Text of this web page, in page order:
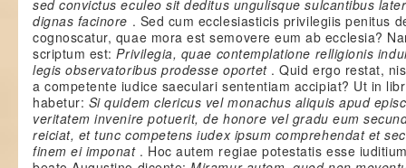
sed convictus eculeo sit deditus ungulisque sulcantibus
dignas facinore . Sed cum ecclesiasticis privilegiis penitus
cognoscatur, quae mora est semovere eum ab ecclesia?
scriptum est:Privilegia, quae contemplatione relligionis
legis observatoribus prodesse oportet . Quid ergo restat,
a competente iudice saeculari sententiam accipiat? Ut in
habetur: Si quidem clericus vel monachus aliquis apud
veritatem invenire potuerit, de honore vel gradu eum
reiciat, et tunc competens iudex ipsum comprehendat et
finem ei imponat . Hoc autem regiae potestatis esse